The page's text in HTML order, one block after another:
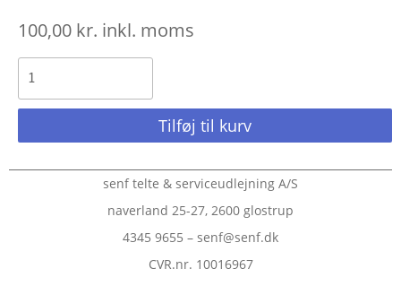
100,00 kr. inkl. moms
Tilføj til kurv
senf telte & serviceudlejning A/S
naverland 25-27, 2600 glostrup
4345 9655 – senf@senf.dk
CVR.nr. 10016967